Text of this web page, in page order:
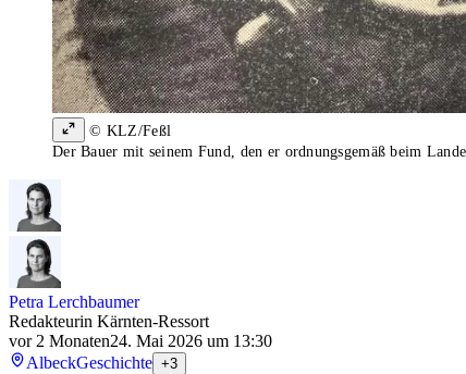
© KLZ/Feßl
Der Bauer mit seinem Fund, den er ordnungsgemäß beim
Petra Lerchbaumer
Redakteurin Kärnten-Ressort
vor 2 Monaten24. Mai 2026 um 13:30
AlbeckGeschichte +3